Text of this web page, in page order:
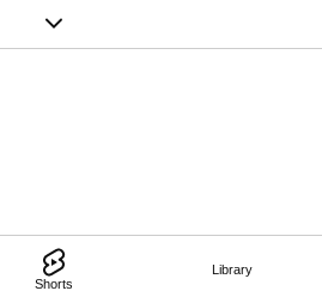
Shorts
Library